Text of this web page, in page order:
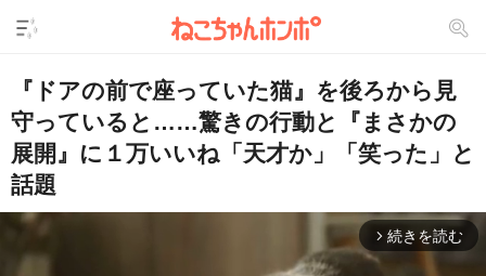
『ドアの前で座っていた猫』を後ろから見
守っていると……驚きの行動と『まさかの
展開』に１万いいね「天才か」「笑った」と
話題
arrow_forward_ios 続きを読む